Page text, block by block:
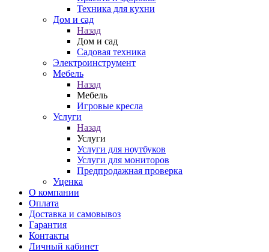
Техника для кухни
Дом и сад
Назад
Дом и сад
Садовая техника
Электроинструмент
Мебель
Назад
Мебель
Игровые кресла
Услуги
Назад
Услуги
Услуги для ноутбуков
Услуги для мониторов
Предпродажная проверка
Уценка
О компании
Оплата
Доставка и самовывоз
Гарантия
Контакты
Личный кабинет